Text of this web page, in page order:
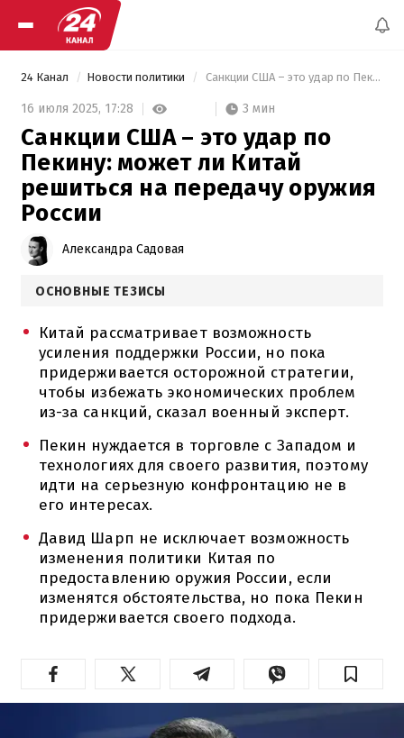
24 Канал Новости политики Санкции США – это удар по Пекину: может ли Китай решиться на передачу оружия России
16 июля 2025, 17:28 3 мин
Санкции США – это удар по
Пекину: может ли Китай
решиться на передачу оружия
России
Александра Садовая
ОСНОВНЫЕ ТЕЗИСЫ
Китай рассматривает возможность
усиления поддержки России, но пока
придерживается осторожной стратегии,
чтобы избежать экономических проблем
из-за санкций, сказал военный эксперт.
Пекин нуждается в торговле с Западом и
технологиях для своего развития, поэтому
идти на серьезную конфронтацию не в
его интересах.
Давид Шарп не исключает возможность
изменения политики Китая по
предоставлению оружия России, если
изменятся обстоятельства, но пока Пекин
придерживается своего подхода.